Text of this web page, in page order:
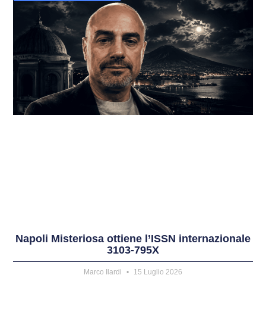
Napoli Misteriosa ottiene l’ISSN internazionale
3103-795X
Marco Ilardi 15 Luglio 2026